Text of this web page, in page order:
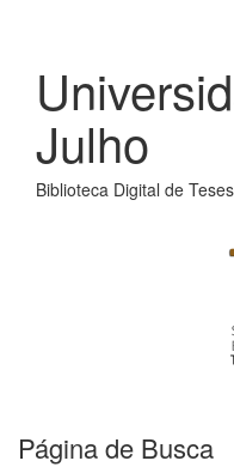
Julho
Biblioteca Digital de
Página de Busca